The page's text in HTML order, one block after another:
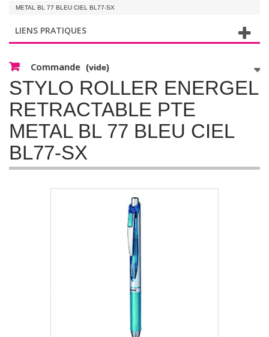
METAL BL 77 BLEU CIEL BL77-SX
LIENS PRATIQUES
Commande (vide)
STYLO ROLLER ENERGEL
RETRACTABLE PTE
METAL BL 77 BLEU CIEL
BL77-SX